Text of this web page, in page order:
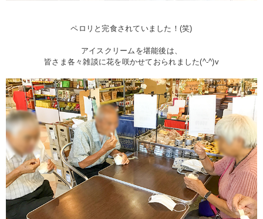
ペロリと完食されていました！(笑)
アイスクリームを堪能後は、
皆さま各々雑談に花を咲かせておられました(^-^)v